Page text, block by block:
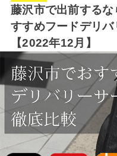
藤沢市で出前する
すすめフードデリ
【2022年12月】